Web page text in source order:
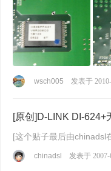
wsch005 发表于
[原创]D-LINK DI-624+
[这个贴子最后由chinadsl
chinadsl 发表于 2007-